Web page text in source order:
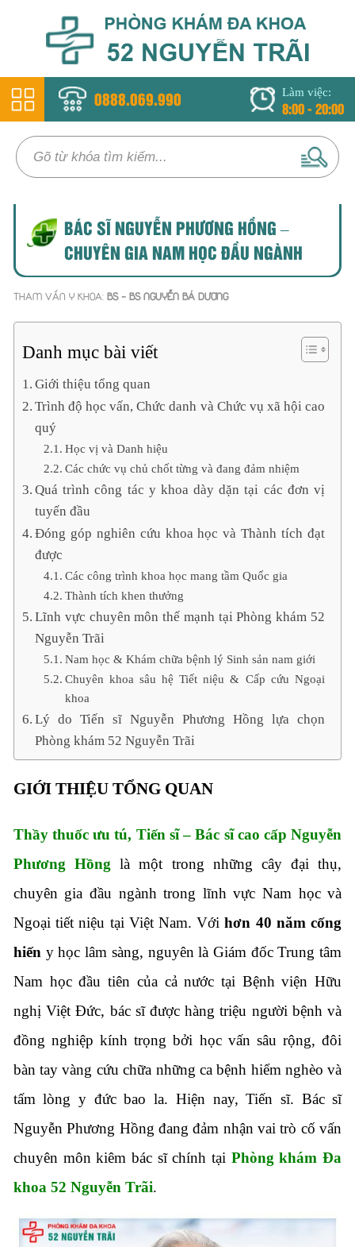
0888.069.990 Làm việc:
8:00 - 20:00
BÁC SĨ NGUYỄN PHƯƠNG HỒNG –
CHUYÊN GIA NAM HỌC ĐẦU NGÀNH
THAM VẤN Y KHOA: BS - BS NGUYỄN BÁ DƯƠNG
Danh mục bài viết
Giới thiệu tổng quan
Trình độ học vấn, Chức danh và Chức vụ xã hội cao
quý
Học vị và Danh hiệu
Các chức vụ chủ chốt từng và đang đảm nhiệm
Quá trình công tác y khoa dày dặn tại các đơn vị
tuyến đầu
Đóng góp nghiên cứu khoa học và Thành tích đạt
được
Các công trình khoa học mang tầm Quốc gia
Thành tích khen thưởng
Lĩnh vực chuyên môn thế mạnh tại Phòng khám 52
Nguyễn Trãi
Nam học & Khám chữa bệnh lý Sinh sản nam giới
Chuyên khoa sâu hệ Tiết niệu & Cấp cứu Ngoại
khoa
Lý do Tiến sĩ Nguyễn Phương Hồng lựa chọn
Phòng khám 52 Nguyễn Trãi
GIỚI THIỆU TỔNG QUAN
Thầy thuốc ưu tú, Tiến sĩ – Bác sĩ cao cấp Nguyễn
Phương Hồng là một trong những cây đại thụ,
chuyên gia đầu ngành trong lĩnh vực Nam học và
Ngoại tiết niệu tại Việt Nam. Vớihơn 40 năm cống
hiến y học lâm sàng, nguyên là Giám đốc Trung tâm
Nam học đầu tiên của cả nước tại Bệnh viện Hữu
nghị Việt Đức, bác sĩ được hàng triệu người bệnh và
đồng nghiệp kính trọng bởi học vấn sâu rộng, đôi
bàn tay vàng cứu chữa những ca bệnh hiểm nghèo và
tấm lòng y đức bao la. Hiện nay, Tiến sĩ. Bác sĩ
Nguyễn Phương Hồng đang đảm nhận vai trò cố vấn
chuyên môn kiêm bác sĩ chính tại Phòng khám Đa
khoa 52 Nguyễn Trãi.